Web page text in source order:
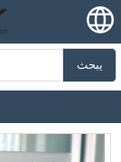
يبحث